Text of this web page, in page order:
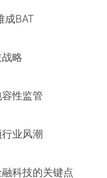
成BAT
略
性监管
业风潮
科技的关键点